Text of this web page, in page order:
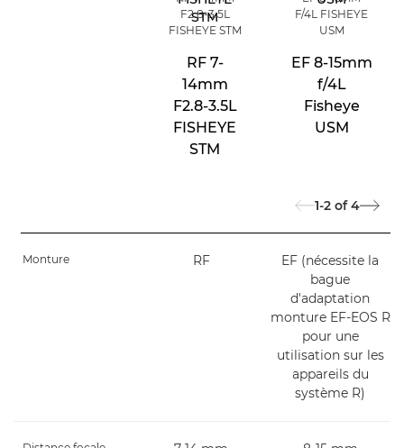
F2.8-3.5L
FISHEYE STM
RF 7-
14mm
F2.8-3.5L
FISHEYE
STM
F/4L FISHEYE
USM
EF 8-15mm
f/4L
Fisheye
USM
1-2 of 4
Monture RF
EF (nécessite la
bague
d'adaptation
monture EF-EOS R
pour une
utilisation sur les
appareils du
système R)